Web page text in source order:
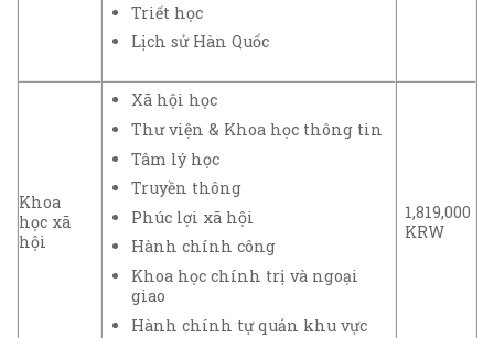
Triết học
Lịch sử Hàn Quốc
Khoa
học xã
hội
Xã hội học
Thư viện & Khoa học thông tin
Tâm lý học
Truyền thông
Phúc lợi xã hội
Hành chính công
Khoa học chính trị và ngoại
giao
Hành chính tự quản khu vực
1,819,000
KRW